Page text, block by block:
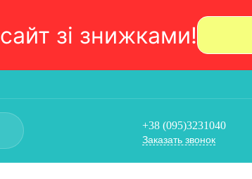
сайт зi знижками!
+38 (095)3231040
Заказать звонок